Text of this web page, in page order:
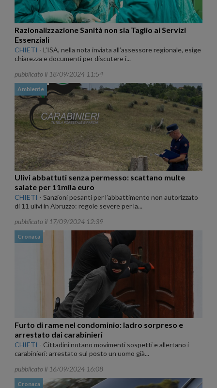
Razionalizzazione Sanità non sia Taglio ai Servizi
Essenziali
CHIETI - L’ISA, nella nota inviata all’assessore regionale, esige
chiarezza e documenti per discutere i...
pubblicato il 18/09/2024 11:54
Ambiente
Ulivi abbattuti senza permesso: scattano multe
salate per 11mila euro
CHIETI - Sanzioni pesanti per l’abbattimento non autorizzato
di 11 ulivi in Abruzzo: regole severe per la...
pubblicato il 17/09/2024 12:39
Cronaca
Furto di rame nel condominio: ladro sorpreso e
arrestato dai carabinieri
CHIETI - Cittadini notano movimenti sospetti e allertano i
carabinieri: arrestato sul posto un uomo già...
pubblicato il 16/09/2024 16:08
Cronaca